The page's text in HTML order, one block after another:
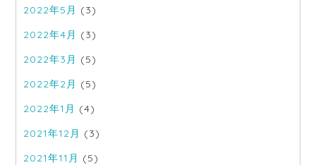
2022年5月 (3)
2022年4月 (3)
2022年3月 (5)
2022年2月 (5)
2022年1月 (4)
2021年12月 (3)
2021年11月 (5)